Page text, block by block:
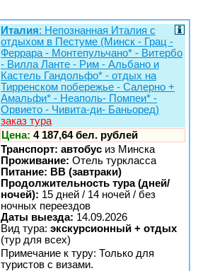
Италия: Непознанная Италия с
отдыхом в Пестуме (Минск - Грац -
Феррара - Монтепульчано* - Витербо
- Вилла Ланте - Рим - Альбано и
Кастель Гандольфо* - отдых на
Тирренском побережье - Салерно +
Амальфи* - Неаполь- Помпеи* -
Орвието - Чивита-ди- Баньоред)
заказ тура
Цена: 4 187,64 бел. рублей
Транспорт: автобус из Минска
Проживание: Отель туркласса
Питание: BB (завтраки)
Продолжительность тура (дней/
ночей): 15 дней / 14 ночей / без
ночных переездов
Даты выезда: 14.09.2026
Вид тура: экскурсионный + отдых
(тур для всех)
Примечание к туру: Только для
туристов с визами.